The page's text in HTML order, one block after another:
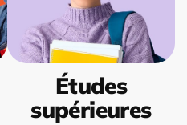
Études
supérieures